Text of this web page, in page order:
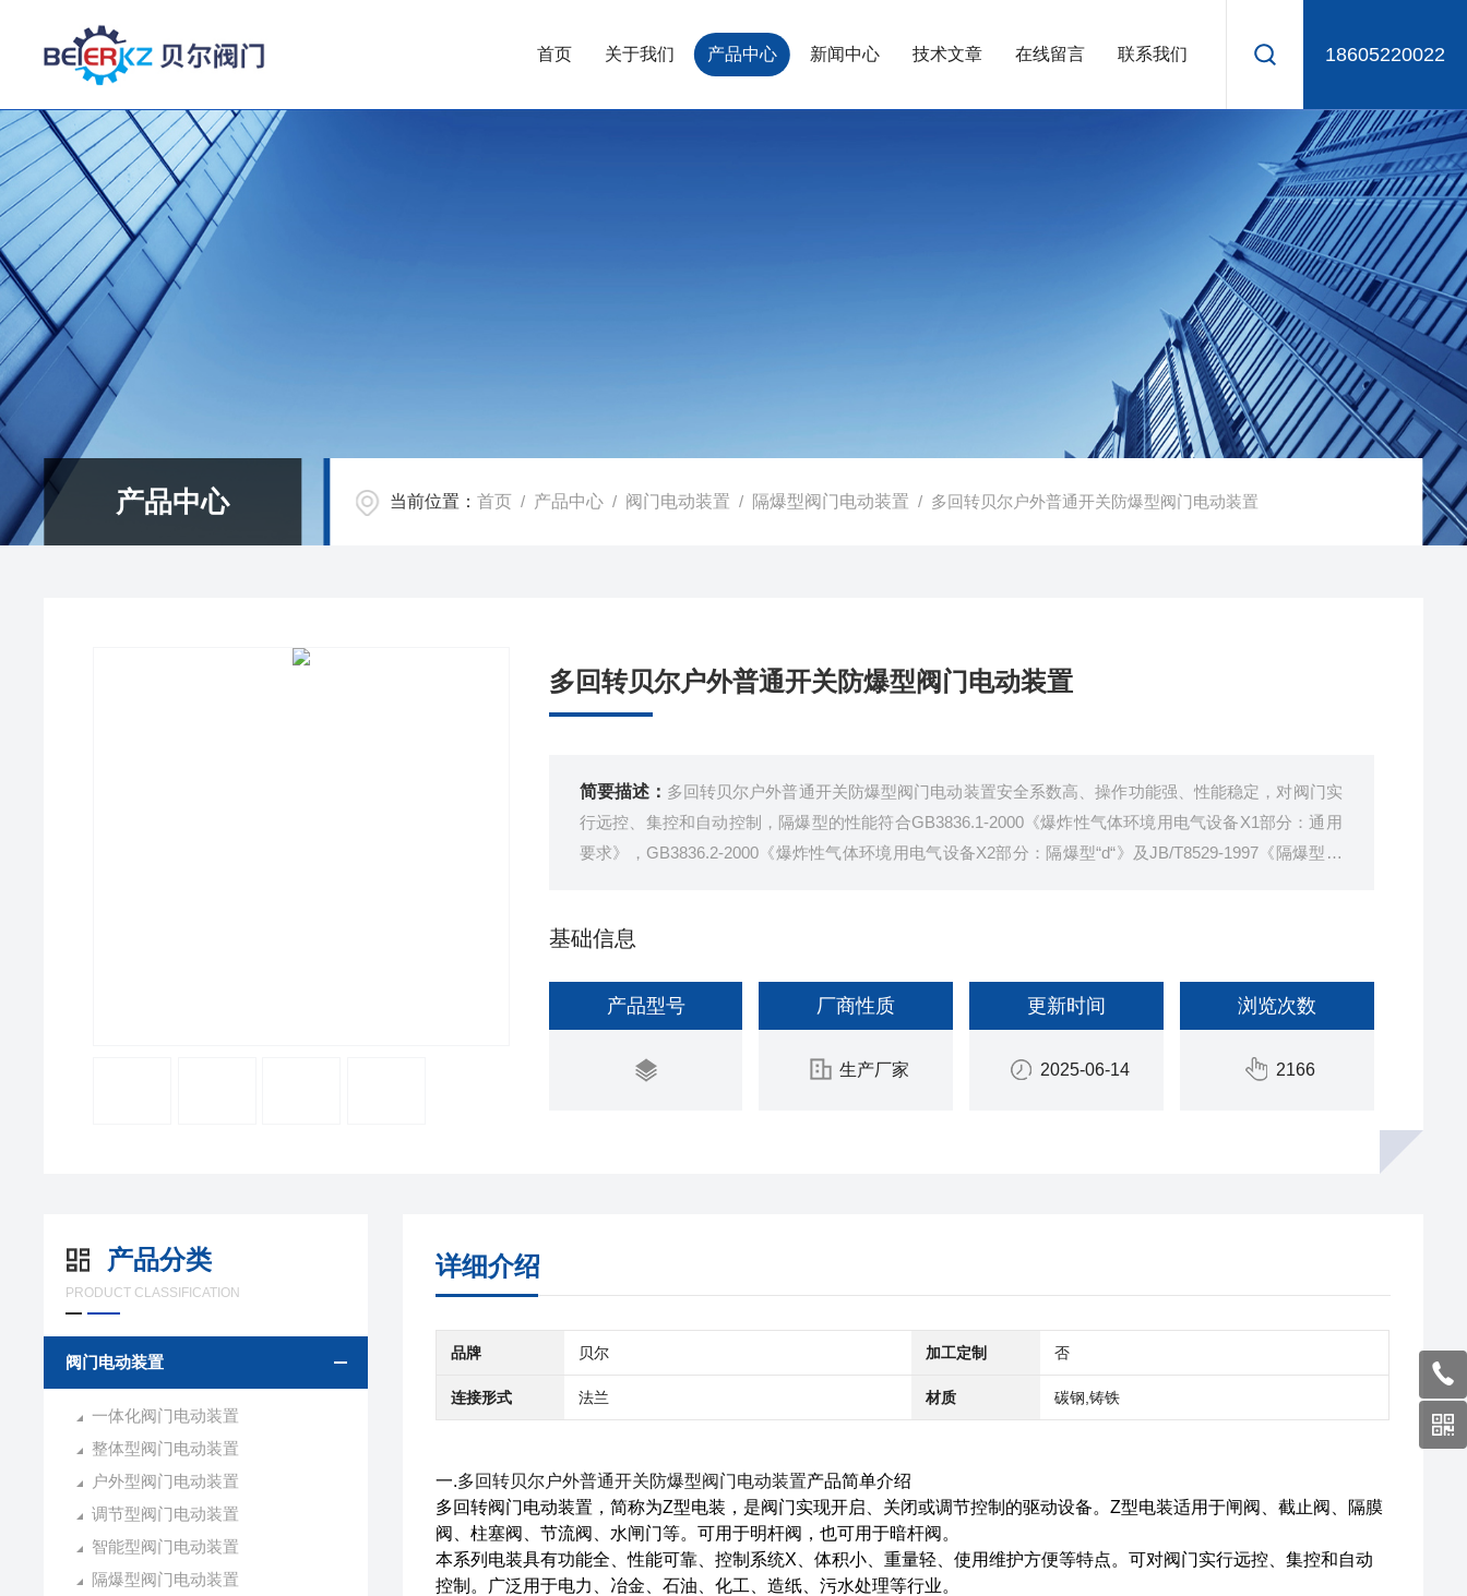
18605220022
首页 关于我们 产品中心 新闻中心 技术文章 在线留言 联系我们
产品中心 当前位置：首页 / 产品中心 / 阀门电动装置 / 隔爆型阀门电动装置 / 多回转贝尔户外普通开关防爆型阀门电动装置
多回转贝尔户外普通开关防爆型阀门电动装置
简要描述： 多回转贝尔户外普通开关防爆型阀门电动装置安全系数高、操作功能强、性能稳定，对阀门实
行远控、集控和自动控制，隔爆型的性能符合GB3836.1-2000《爆炸性气体环境用电气设备X1部分：通用
要求》，GB3836.2-2000《爆炸性气体环境用电气设备X2部分：隔爆型“d“》及JB/T8529-1997《隔爆型阀
基础信息
产品型号 厂商性质
生产厂家
更新时间
2025-06-14
浏览次数
2166
产品分类
PRODUCT CLASSIFICATION
阀门电动装置
一体化阀门电动装置
整体型阀门电动装置
户外型阀门电动装置
调节型阀门电动装置
智能型阀门电动装置
隔爆型阀门电动装置
详细介绍
品牌 贝尔 加工定制 否
连接形式 法兰 材质 碳钢,铸铁
一.多回转贝尔户外普通开关防爆型阀门电动装置产品简单介绍
多回转阀门电动装置，简称为Z型电装，是阀门实现开启、关闭或调节控制的驱动设备。Z型电装适用于闸阀、截止阀、隔膜
阀、柱塞阀、节流阀、水闸门等。可用于明杆阀，也可用于暗杆阀。
本系列电装具有功能全、性能可靠、控制系统X、体积小、重量轻、使用维护方便等特点。可对阀门实行远控、集控和自动
控制。广泛用于电力、冶金、石油、化工、造纸、污水处理等行业。